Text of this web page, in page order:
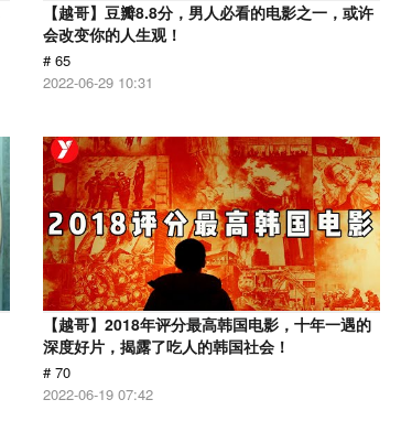
【越哥】豆瓣8.8分，男人必看的电影之一，或许
会改变你的人生观！
# 65
2022-06-29 10:31
【越哥】2018年评分最高韩国电影，十年一遇的
深度好片，揭露了吃人的韩国社会！
# 70
2022-06-19 07:42